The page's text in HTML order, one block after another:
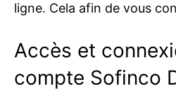
ligne. Cela afin de vous
Accès et
compte Sofinco